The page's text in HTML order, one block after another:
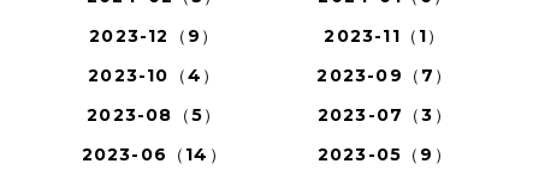
2023-12（9）
2023-11（1）
2023-10（4）
2023-09（7）
2023-08（5）
2023-07（3）
2023-06（14）
2023-05（9）